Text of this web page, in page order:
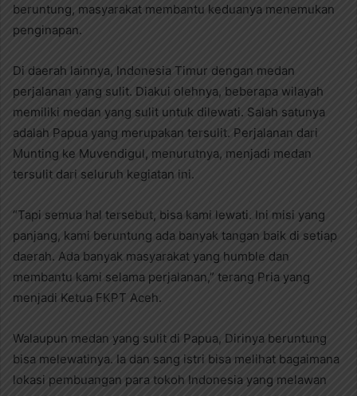
beruntung, masyarakat membantu keduanya menemukan
penginapan.
Di daerah lainnya, Indonesia Timur dengan medan
perjalanan yang sulit. Diakui olehnya, beberapa wilayah
memiliki medan yang sulit untuk dilewati. Salah satunya
adalah Papua yang merupakan tersulit. Perjalanan dari
Munting ke Muvendigul, menurutnya, menjadi medan
tersulit dari seluruh kegiatan ini.
“Tapi semua hal tersebut, bisa kami lewati. Ini misi yang
panjang, kami beruntung ada banyak tangan baik di setiap
daerah. Ada banyak masyarakat yang humble dan
membantu kami selama perjalanan,” terang Pria yang
menjadi Ketua FKPT Aceh.
Walaupun medan yang sulit di Papua, Dirinya beruntung
bisa melewatinya. Ia dan sang istri bisa melihat bagaimana
lokasi pembuangan para tokoh Indonesia yang melawan